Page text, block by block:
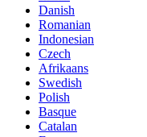
Danish
Romanian
Indonesian
Czech
Afrikaans
Swedish
Polish
Basque
Catalan